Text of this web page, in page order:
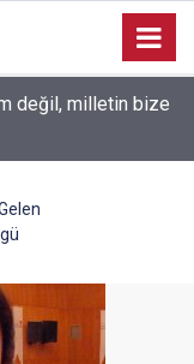
değil, milletin bize